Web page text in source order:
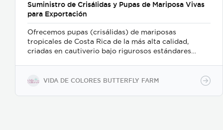
Suministro de Crisálidas y Pupas de Mariposa Vivas
para Exportación
Ofrecemos pupas (crisálidas) de mariposas
tropicales de Costa Rica de la más alta calidad,
criadas en cautiverio bajo rigurosos estándares
de eclosión (emergencia), ofreciendo un producto
mariposarios y jardines botánicos internacionales.
VIDA DE COLORES BUTTERFLY FARM